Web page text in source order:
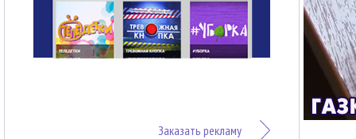
Заказать рекламу